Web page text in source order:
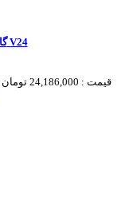
گاز صفحه ای اخوان مدل ونوس V24
قیمت : 24,186,000 تومان